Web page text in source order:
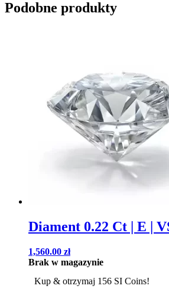
Podobne produkty
Diament 0.22 Ct | E |
1,560.00 zł
Brak w magazynie
Kup & otrzymaj 156 SI Coins!